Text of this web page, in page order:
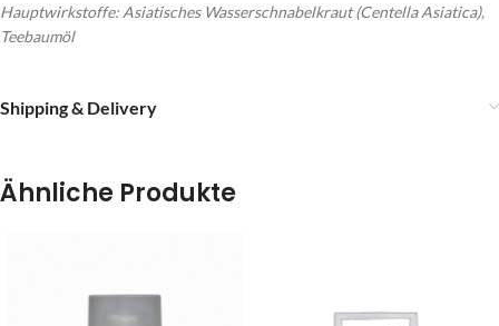
Hauptwirkstoffe: Asiatisches Wasserschnabelkraut (Centella Asiatica),
Teebaumöl
Shipping & Delivery
Ähnliche Produkte